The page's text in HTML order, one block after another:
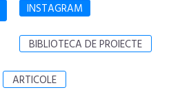
INSTAGRAM
BIBLIOTECA DE PROIECTE
ARTICOLE